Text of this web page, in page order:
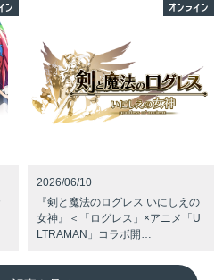
ン オンライン
2026/06/10
『剣と魔法のログレス いにしえの
女神』＜「ログレス」×アニメ「U
LTRAMAN」コラボ開…